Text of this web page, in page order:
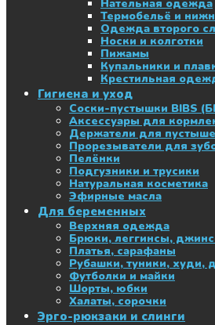
Нательная одежда
Термобельё и
Одежда второго
Носки и колготки
Пижамы
Купальники и
Крестильная
Гигиена и уход
Соски-пустышки BIBS
Аксессуары для
Держатели для
Прорезыватели для
Пелёнки
Подгузники и трусики
Натуральная косметика
Эфирные масла
Для беременных
Верхняя одежда
Брюки, леггинсы,
Платья, сарафаны
Рубашки, туники, худи,
Футболки и майки
Шорты, юбки
Халаты, сорочки
Эрго-рюкзаки и слинги